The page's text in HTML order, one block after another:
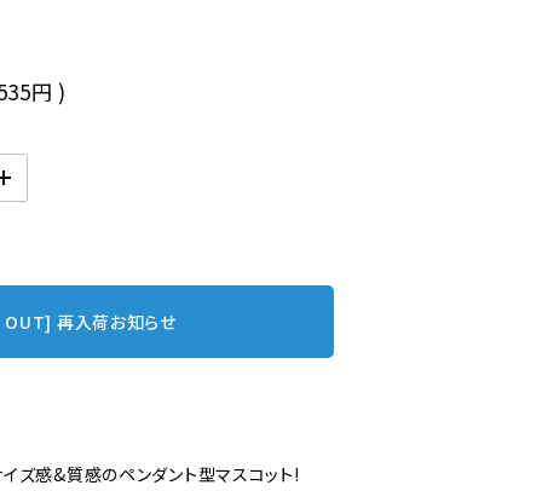
円 )
再入荷お知らせ
ズ感&質感のペンダント型マスコット!